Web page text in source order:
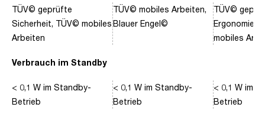
Verbrauch im Standby
TÜV© geprüfte
Sicherheit, TÜV© mobiles
Arbeiten
< 0,1 W im Standby-
Betrieb
TÜV© mobiles Arbeiten,
Blauer Engel©
< 0,1 W im Standby-
Betrieb
TÜV©
Ergonomie,
mobiles
< 0,1 W im
Betrieb